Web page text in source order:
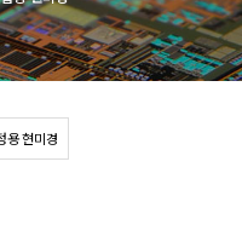
용 현미경